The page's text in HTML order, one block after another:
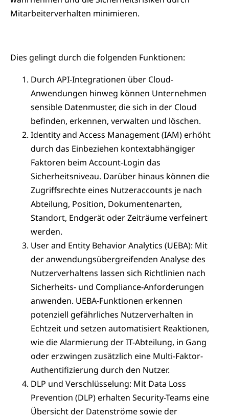
Mitarbeiterverhalten minimieren.
Dies gelingt durch die folgenden Funktionen:
Durch API-Integrationen über Cloud-
Anwendungen hinweg können Unternehmen
sensible Datenmuster, die sich in der Cloud
befinden, erkennen, verwalten und löschen.
Identity and Access Management (IAM) erhöht
durch das Einbeziehen kontextabhängiger
Faktoren beim Account-Login das
Sicherheitsniveau. Darüber hinaus können die
Zugriffsrechte eines Nutzeraccounts je nach
Abteilung, Position, Dokumentenarten,
Standort, Endgerät oder Zeiträume verfeinert
werden.
User and Entity Behavior Analytics (UEBA): Mit
der anwendungsübergreifenden Analyse des
Nutzerverhaltens lassen sich Richtlinien nach
Sicherheits- und Compliance-Anforderungen
anwenden. UEBA-Funktionen erkennen
potenziell gefährliches Nutzerverhalten in
Echtzeit und setzen automatisiert Reaktionen,
wie die Alarmierung der IT-Abteilung, in Gang
oder erzwingen zusätzlich eine Multi-Faktor-
Authentifizierung durch den Nutzer.
DLP und Verschlüsselung: Mit Data Loss
Prevention (DLP) erhalten Security-Teams eine
Übersicht der Datenströme sowie der